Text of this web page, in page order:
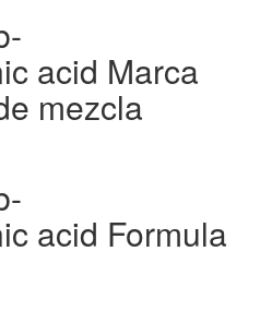
acid Marca
mezcla
acid Formula